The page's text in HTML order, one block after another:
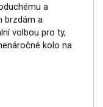
a
brzdám a
volbou pro ty,
kolo na